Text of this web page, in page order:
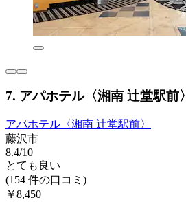
7. アパホテル〈湘南 辻堂駅前〉
アパホテル〈湘南 辻堂駅前〉
藤沢市
8.4/10
とても良い
(154 件の口コミ)
￥8,450